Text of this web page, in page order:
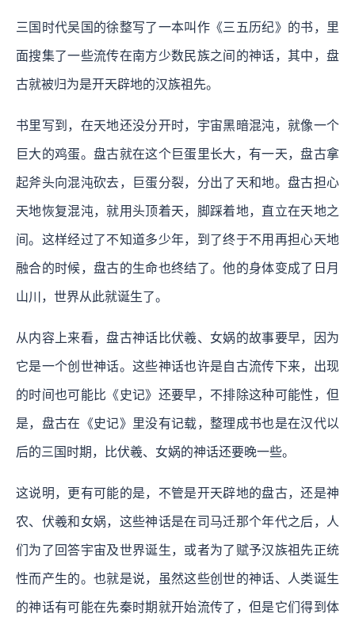
三国时代吴国的徐整写了一本叫作《三五历纪》的书，里
面搜集了一些流传在南方少数民族之间的神话，其中，盘
古就被归为是开天辟地的汉族祖先。
书里写到，在天地还没分开时，宇宙黑暗混沌，就像一个
巨大的鸡蛋。盘古就在这个巨蛋里长大，有一天，盘古拿
起斧头向混沌砍去，巨蛋分裂，分出了天和地。盘古担心
天地恢复混沌，就用头顶着天，脚踩着地，直立在天地之
间。这样经过了不知道多少年，到了终于不用再担心天地
融合的时候，盘古的生命也终结了。他的身体变成了日月
山川，世界从此就诞生了。
从内容上来看，盘古神话比伏羲、女娲的故事要早，因为
它是一个创世神话。这些神话也许是自古流传下来，出现
的时间也可能比《史记》还要早，不排除这种可能性，但
是，盘古在《史记》里没有记载，整理成书也是在汉代以
后的三国时期，比伏羲、女娲的神话还要晚一些。
这说明，更有可能的是，不管是开天辟地的盘古，还是神
农、伏羲和女娲，这些神话是在司马迁那个年代之后，人
们为了回答宇宙及世界诞生，或者为了赋予汉族祖先正统
性而产生的。也就是说，虽然这些创世的神话、人类诞生
的神话有可能在先秦时期就开始流传了，但是它们得到体